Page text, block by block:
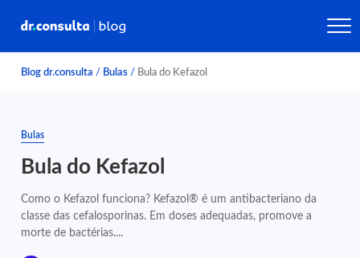
Blog dr.consulta / Bulas / Bula do Kefazol
Bulas
Bula do Kefazol
Como o Kefazol funciona? Kefazol® é um antibacteriano da
classe das cefalosporinas. Em doses adequadas, promove a
morte de bactérias....